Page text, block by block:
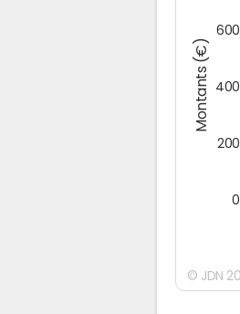
Montants (€)
© JDN